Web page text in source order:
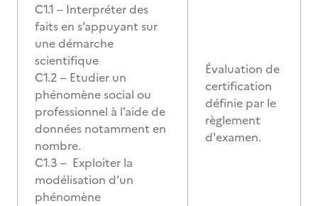
C1.1 – Interpréter des
faits en s’appuyant sur
une démarche
scientifique
C1.2 – Etudier un
phénomène social ou
professionnel à l’aide de
données notamment en
nombre.
C1.3 – Exploiter la
modélisation d’un
phénomène
Évaluation de
certification
définie par le
règlement
d'examen.